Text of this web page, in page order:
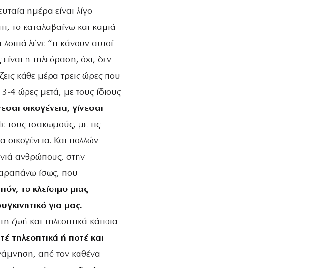
ημέρα είναι λίγο
το καταλαβαίνω και καμιά
λένε “τι κάνουν αυτοί
είναι η τηλεόραση, όχι, δεν
κάθε μέρα τρεις ώρες που
4 ώρες μετά, με τους ίδιους
οικογένεια, γίνεσαι
τους τσακωμούς, με τις
οικογένεια. Και πολλών
ανθρώπους, στην
ίσως, που
το κλείσιμο μιας
για μας.
ζωή και τηλεοπτικά κάποια
τηλεοπτικά ή ποτέ και
από τον καθένα